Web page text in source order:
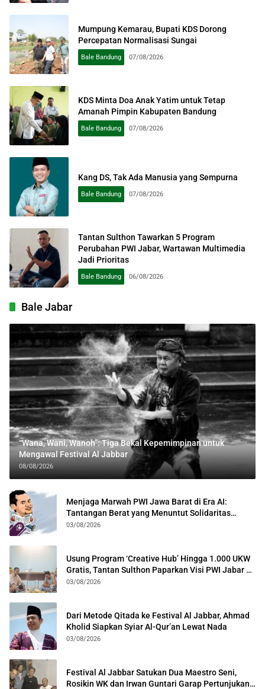
Mumpung Kemarau, Bupati KDS Dorong
Percepatan Normalisasi Sungai
Bale Bandung 07/08/2026
KDS Minta Doa Anak Yatim untuk Tetap
Amanah Pimpin Kabupaten Bandung
Bale Bandung 07/08/2026
Kang DS, Tak Ada Manusia yang Sempurna
Bale Bandung 07/08/2026
Tantan Sulthon Tawarkan 5 Program
Perubahan PWI Jabar, Wartawan Multimedia
Jadi Prioritas
Bale Bandung 06/08/2026
Bale Jabar
“Wana, Wani, Wanoh”: Tiga Bekal Kepemimpinan untuk
Mengawal Festival Al Jabbar
08/08/2026
Menjaga Marwah PWI Jawa Barat di Era AI:
Tantangan Berat yang Menuntut Solidaritas
Lintas Generasi
03/08/2026
Usung Program ‘Creative Hub’ Hingga 1.000 UKW
Gratis, Tantan Sulthon Paparkan Visi PWI Jabar di
Kota Bogor
03/08/2026
Dari Metode Qitada ke Festival Al Jabbar, Ahmad
Kholid Siapkan Syiar Al-Qur’an Lewat Nada
03/08/2026
Festival Al Jabbar Satukan Dua Maestro Seni,
Rosikin WK dan Irwan Guntari Garap Pertunjukan